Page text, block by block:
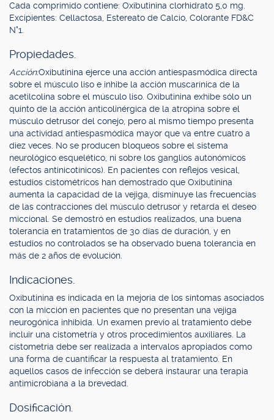
Cada comprimido contiene: Oxibutinina clorhidrato 5,0 mg.
Excipientes: Cellactosa, Estereato de Calcio, Colorante FD&C
N°1.
Propiedades.
Acción:Oxibutinina ejerce una acción antiespasmódica directa
sobre el músculo liso e inhibe la acción muscarínica de la
acetilcolina sobre el músculo liso. Oxibutinina exhibe sólo un
quinto de la acción anticolinérgica de la atropina sobre el
músculo detrusor del conejo, pero al mismo tiempo presenta
una actividad antiespasmódica mayor que va entre cuatro a
diez veces. No se producen bloqueos sobre el sistema
neurológico esquelético, ni sobre los ganglios autonómicos
(efectos antinicotínicos). En pacientes con reflejos vesical,
estudios cistométricos han demostrado que Oxibutinina
aumenta la capacidad de la vejiga, disminuye las frecuencias
de las contracciones del músculo detrusor y retarda el deseo
miccional. Se demostró en estudios realizados, una buena
tolerancia en tratamientos de 30 días de duración, y en
estudios no controlados se ha observado buena tolerancia en
más de 2 años de evolución.
Indicaciones.
Oxibutinina es indicada en la mejoría de los síntomas asociados
con la micción en pacientes que no presentan una vejiga
neurogónica inhibida. Un examen previo al tratamiento debe
incluir una cistometría y otros procedimientos auxiliares. La
cistometría debe ser realizada a intervalos apropiados como
una forma de cuantificar la respuesta al tratamiento. En
aquellos casos de infección se deberá instaurar una terapia
antimicrobiana a la brevedad.
Dosificación.